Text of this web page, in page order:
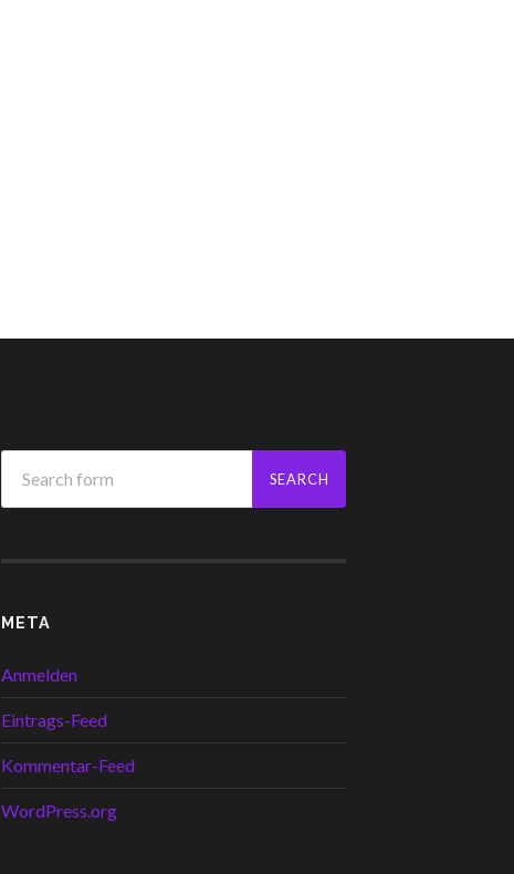
META
Anmelden
Eintrags-Feed
Kommentar-Feed
WordPress.org